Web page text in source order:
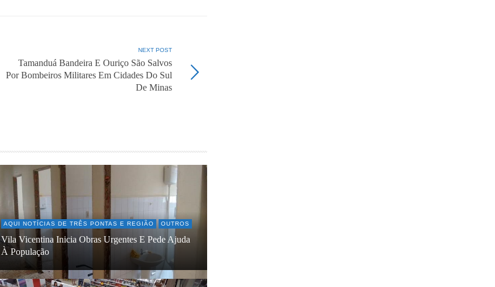
NEXT POST
Tamanduá Bandeira E Ouriço São Salvos
Por Bombeiros Militares Em Cidades Do Sul
De Minas
AQUI NOTÍCIAS DE TRÊS PONTAS E REGIÃO OUTROS
Vila Vicentina Inicia Obras Urgentes E Pede Ajuda
À População